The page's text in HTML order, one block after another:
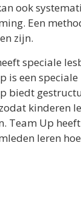
ook
Een
zijn.
speciale
is een
biedt
kinderen
Team Up
leren